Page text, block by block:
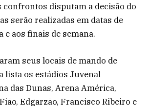
confrontos disputam a decisão do
serão realizadas em datas de
e aos finais de semana.
seus locais de mando de
lista os estádios Juvenal
das Dunas, Arena América,
Edgarzão, Francisco Ribeiro e